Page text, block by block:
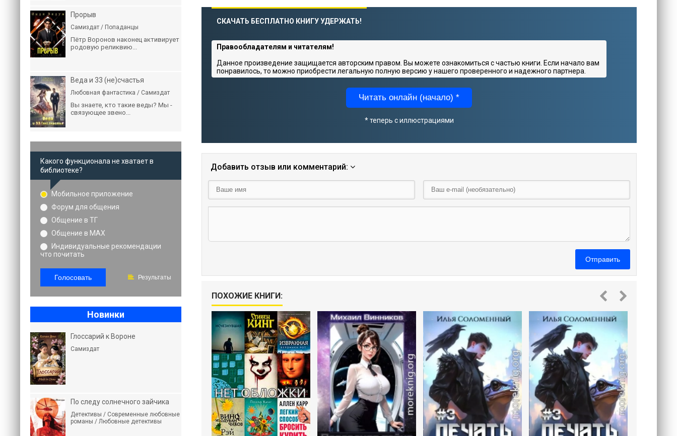
СКАЧАТЬ БЕСПЛАТНО КНИГУ УДЕРЖАТЬ!
Правообладателям и читателям!
Данное произведение защищается авторским правом. Вы можете ознакомиться с частью книги. Если начало вам
понравилось, то можно приобрести легальную полную версию у нашего проверенного и надежного партнера.
Читать онлайн (начало) *
* теперь с иллюстрациями
Добавить отзыв или комментарий:
Отправить
ПОХОЖИЕ КНИГИ:
Прорыв
Самиздат / Попаданцы
Пётр Воронов наконец активирует
родовую реликвию...
Веда и 33 (не)счастья
Любовная фантастика / Самиздат
Вы знаете, кто такие веды? Мы -
связующее звено...
Какого функционала не хватает в
библиотеке?
Мобильное приложение
Форум для общения
Общение в ТГ
Общение в MAX
Индивидуальные рекомендации
что почитать
Голосовать Результаты
Новинки
Глоссарий к Вороне
Самиздат
По следу солнечного зайчика
Детективы / Современные любовные
романы / Любовные детективы